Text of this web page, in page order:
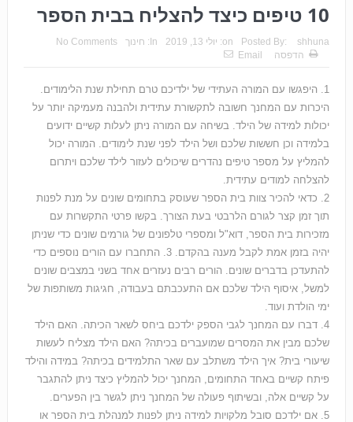
10 טיפים כיצד להצליח בבית הספר
Posted By: shhuna
on: יולי 13, 2019 In: חינוך
No Comments
הדפסה
Email
1. היפגשו עם המורה העתידי של ילדיכם טרם תחילת שנת הלימודים.
היכרות עם המחנך חשובה לתקשורת עתידית ולהבנה מעמיקה יותר על
יכולות למידה של הילד. בשיחה עם המורה ניתן לעלות קשיים ידועים
בלמידה וכן חששות שלכם ושל הילד לפני שנת לימודים. המורה יכול
להמליץ על מספר טיפים נהדרים שיכולים לעזור לילד שלכם ויתרום
להצלחה למודים עתידית.
2. כדאי להכיר צוות בית הספר שעוסק בתחומים שונים על מנת לפנות
תוך זמן קצר לגורם הלרבטי בעת הצורך. בקשו פרטי התקשרות עם
מזכירות בית הספר, דוא"ל ומספרי טלפונים של גורמים שונים כדי שניתן
יהיה בזמן אמת לקבל מענה בהקדם. 3. התחברו עם הורים נוספים כדי
להתעדכן בדברים שונים. הורים רבים נעזרים אחד בשני במצבים שונים
למשל, איסוף הילד שלכם אם התעכבתם בעבודה, חגיגות משותפות של
ימי הולדת ועוד.
4. דברו עם המחנך לגבי הספק ילדכם ביחס לשאר הכיתה. האם הילד
שלכם מבין את המסרים שמועברים בכיתה? האם הילד מצליח לעשות
שיעורי בית? איך הילד משתלב עם שאר התלמידים בכיתה? במידה והילד
פיתח קשיים באחד התחומים, המחנך יכול להמליץ כיצד ניתן להתגבר
על קשיים אלה, ובשיתוף פעולה של המחנך ניתן לגשר בין הפערים.
5. אם ילדכם סובל מלקויות למידה ניתן לפנות למנהלת בית הספר או